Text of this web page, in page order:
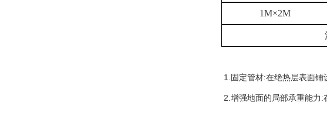
1M×2M
1.固定管材:在绝热层表面铺
2.增强地面的局部承重能力